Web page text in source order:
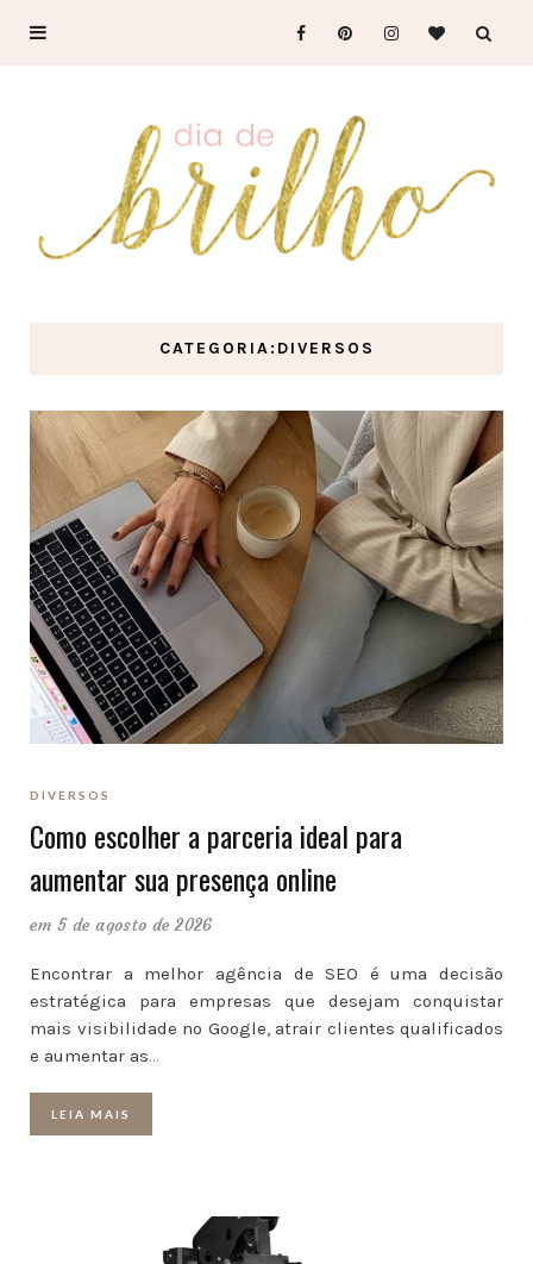
CATEGORIA:DIVERSOS
DIVERSOS
Como escolher a parceria ideal para
aumentar sua presença online
em 5 de agosto de 2026
Encontrar a melhor agência de SEO é uma decisão
estratégica para empresas que desejam conquistar
mais visibilidade no Google, atrair clientes qualificados
e aumentar as…
LEIA MAIS